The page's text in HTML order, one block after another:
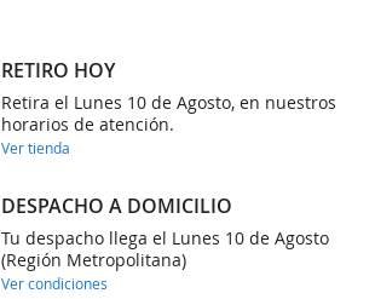
RETIRO HOY
Retira el Lunes 10 de Agosto, en nuestros
horarios de atención.
Ver tienda
DESPACHO A DOMICILIO
Tu despacho llega el Lunes 10 de Agosto
(Región Metropolitana)
Ver condiciones